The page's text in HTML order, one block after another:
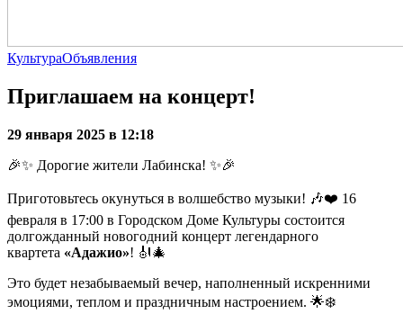
КультураОбъявления
Приглашаем на концерт!
29 января 2025 в 12:18
🎉✨ Дорогие жители Лабинска! ✨🎉
Приготовьтесь окунуться в волшебство музыки! 🎶❤️ 16
февраля в 17:00 в Городском Доме Культуры состоится
долгожданный новогодний концерт легендарного
квартета «Адажио»! 🎻🎄
Это будет незабываемый вечер, наполненный искренними
эмоциями, теплом и праздничным настроением. 🌟❄️